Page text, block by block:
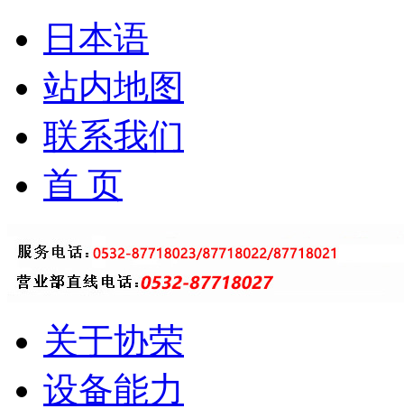
日本语
站内地图
联系我们
首 页
关于协荣
设备能力